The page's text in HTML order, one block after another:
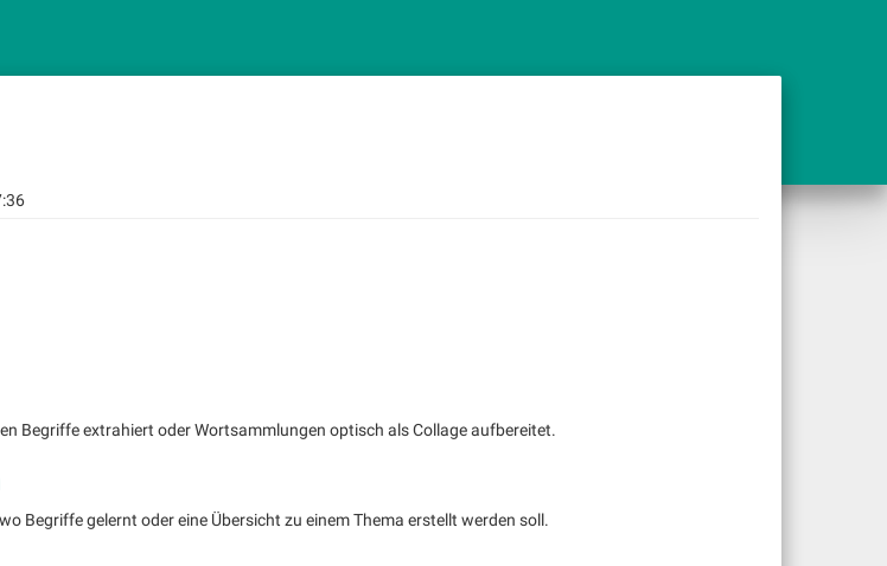
Begriffe extrahiert oder Wortsammlungen optisch als Collage aufbereitet.
Begriffe gelernt oder eine Übersicht zu einem Thema erstellt werden soll.